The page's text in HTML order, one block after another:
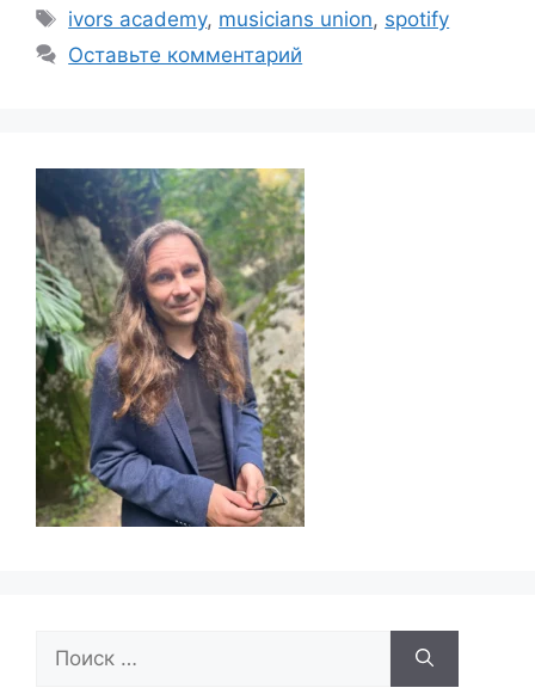
Метки
ivors academy, musicians union, spotify
Оставьте комментарий